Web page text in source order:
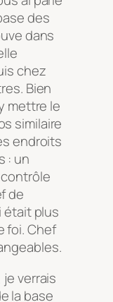
des
dans
chez
Bien
mettre le
similaire
endroits
: un
de
était plus
foi. Chef
je verrais
la base